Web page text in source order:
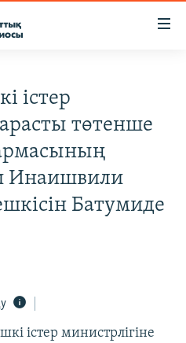
істер
төтенше
Инаишвили
Батумиде
істер министрлігіне